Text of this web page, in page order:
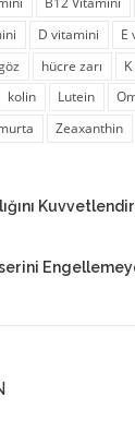
D vitamini
E
hücre zarı
kolin Lutein
Zeaxanthin